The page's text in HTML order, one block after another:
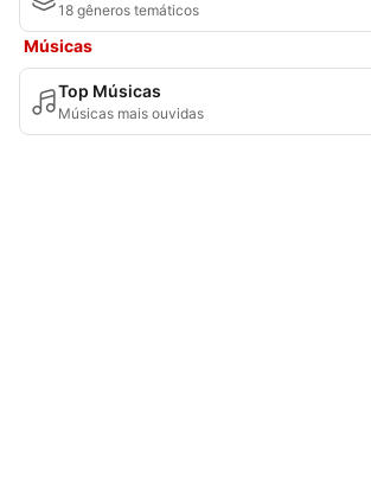
18 gêneros temáticos
Músicas
Top Músicas
Músicas mais ouvidas